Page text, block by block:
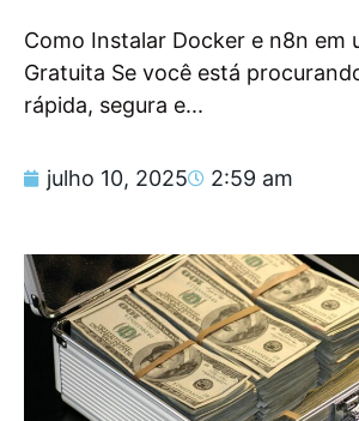
Como Instalar Docker e n8n em
Gratuita Se você está
rápida, segura e...
julho 10, 2025 2:59 am